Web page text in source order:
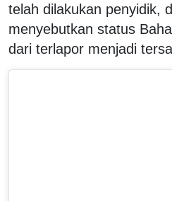
telah dilakukan penyidik,
menyebutkan status
dari terlapor menjadi